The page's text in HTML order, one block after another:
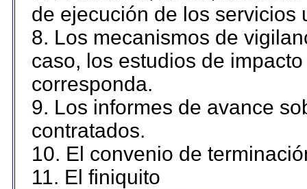
de ejecución de los servicios
8. Los mecanismos de
caso, los estudios de
corresponda.
9. Los informes de avance
contratados.
10. El convenio de
11. El finiquito